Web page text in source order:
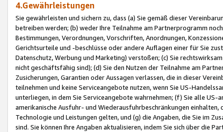
4.Gewährleistungen
Sie gewährleisten und sichern zu, dass (a) Sie gemäß dieser
betreiben werden; (b) weder Ihre Teilnahme am Partnerprogramm
Bestimmungen, Verordnungen, Vorschriften, Anordnungen,
Gerichtsurteile und -beschlüsse oder andere Auflagen einer für Sie
Datenschutz, Werbung und Marketing) verstoßen; (c) Sie
nicht geschäftsfähig sind); (d) Sie den Nutzen der Teilnahme am
Zusicherungen, Garantien oder Aussagen verlassen, die in dieser
teilnehmen und keine Serviceangebote nutzen, wenn Sie US-
unterliegen, in dem Sie Serviceangebote wahrnehmen; (f) Sie alle
amerikanische Ausfuhr- und Wiederausfuhrbeschränkungen
Technologie und Leistungen gelten, und (g) die Angaben, die Sie im
sind. Sie können Ihre Angaben aktualisieren, indem Sie sich über die